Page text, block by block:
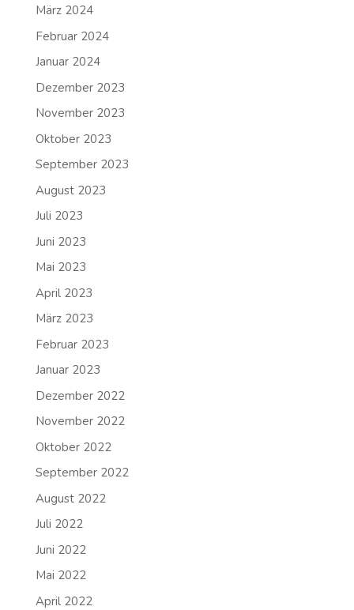
März 2024
Februar 2024
Januar 2024
Dezember 2023
November 2023
Oktober 2023
September 2023
August 2023
Juli 2023
Juni 2023
Mai 2023
April 2023
März 2023
Februar 2023
Januar 2023
Dezember 2022
November 2022
Oktober 2022
September 2022
August 2022
Juli 2022
Juni 2022
Mai 2022
April 2022